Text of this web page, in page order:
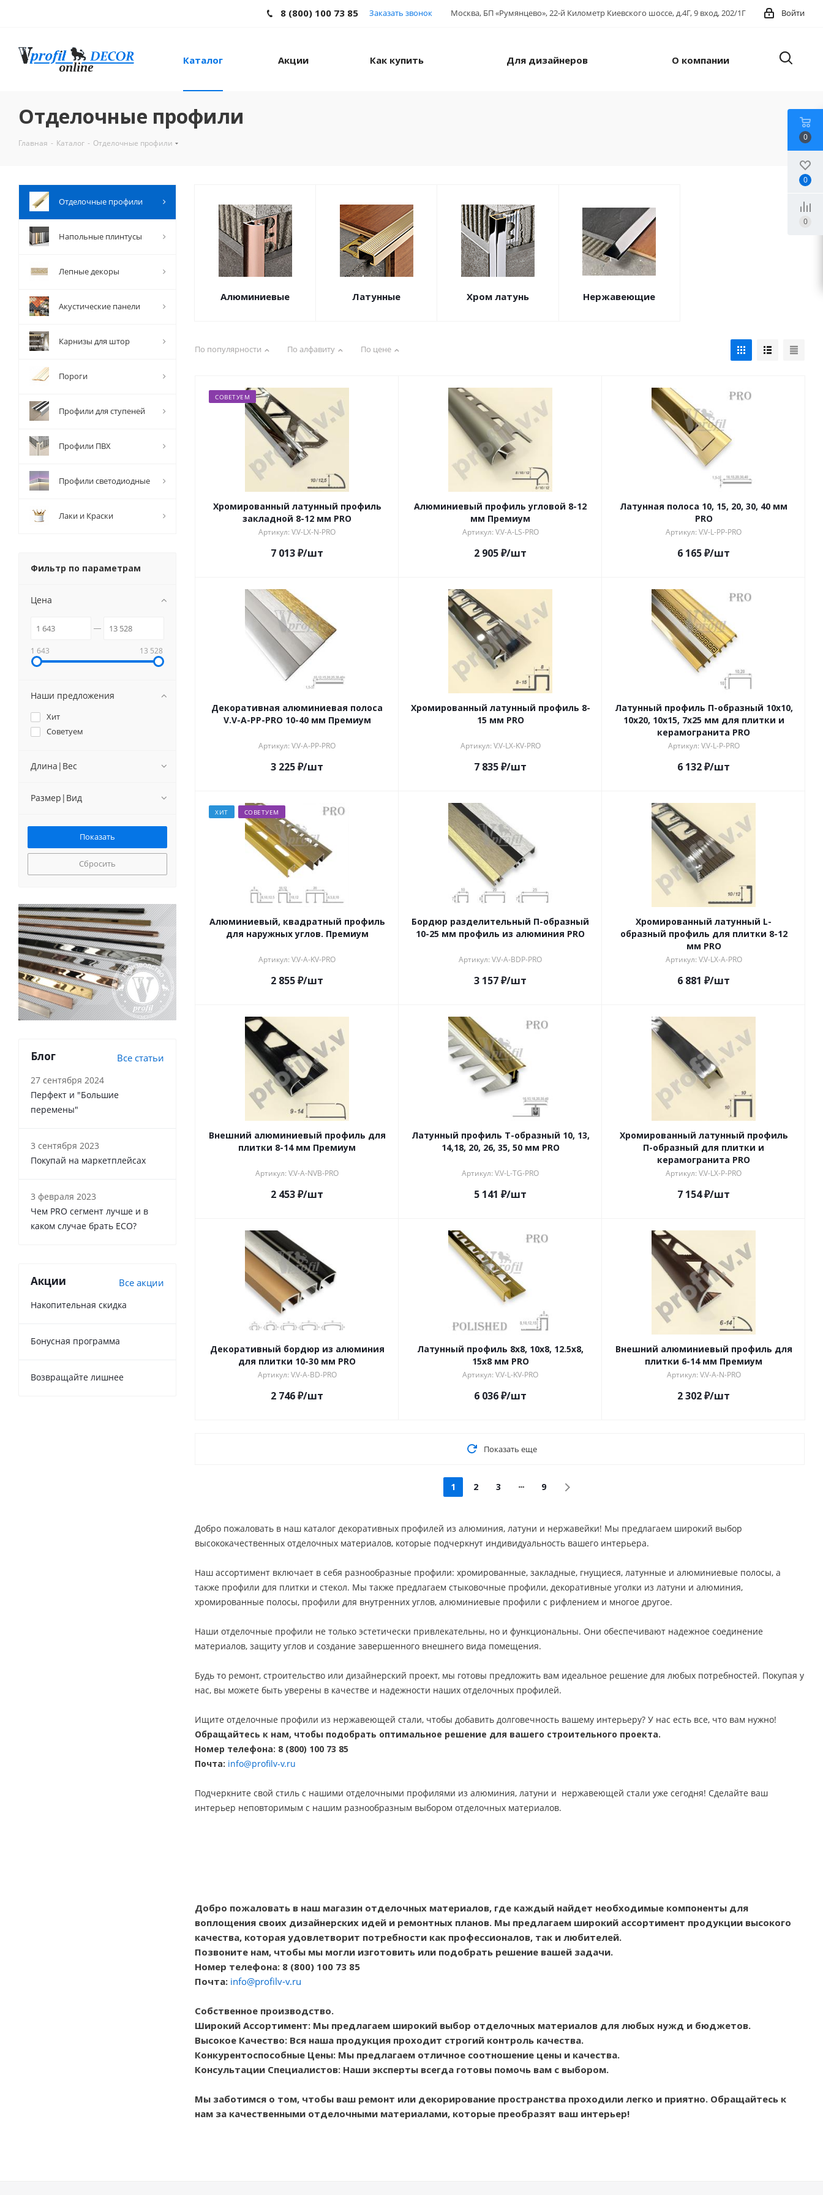
Войти
Москва, БП «Румянцево», 22-й Километр Киевского шоссе, д.4Г, 9 вход, 202/1Г
8 (800) 100 73 85 Заказать звонок
Каталог Акции Как купить Для дизайнеров О компании
Отделочные профили
Главная - Каталог - Отделочные профили
Алюминиевые Латунные Хром латунь Нержавеющие
По популярности По алфавиту По цене
СОВЕТУЕМ
Хромированный латунный профиль
закладной 8-12 мм PRO
Артикул: V.V-LX-N-PRO
7 013₽/шт
Алюминиевый профиль угловой 8-12
мм Премиум
Артикул: V.V-A-LS-PRO
2 905₽/шт
Латунная полоса 10, 15, 20, 30, 40 мм
PRO
Артикул: V.V-L-PP-PRO
6 165₽/шт
Декоративная алюминиевая полоса
V.V-A-PP-PRO 10-40 мм Премиум
Артикул: V.V-A-PP-PRO
3 225₽/шт
Хромированный латунный профиль 8-
15 мм PRO
Артикул: V.V-LX-KV-PRO
7 835₽/шт
Латунный профиль П-образный 10x10,
10x20, 10x15, 7x25 мм для плитки и
керамогранита PRO
Артикул: V.V-L-P-PRO
6 132₽/шт
ХИТ СОВЕТУЕМ
Алюминиевый, квадратный профиль
для наружных углов. Премиум
Артикул: V.V-A-KV-PRO
2 855₽/шт
Бордюр разделительный П-образный
10-25 мм профиль из алюминия PRO
Артикул: V.V-A-BDP-PRO
3 157₽/шт
Хромированный латунный L-
образный профиль для плитки 8-12
мм PRO
Артикул: V.V-LX-A-PRO
6 881 ₽/шт
Внешний алюминиевый профиль для
плитки 8-14 мм Премиум
Артикул: V.V-A-NVB-PRO
2 453₽/шт
Латунный профиль Т-образный 10, 13,
14,18, 20, 26, 35, 50 мм PRO
Артикул: V.V-L-TG-PRO
5 141 ₽/шт
Хромированный латунный профиль
П-образный для плитки и
керамогранита PRO
Артикул: V.V-LX-P-PRO
7 154₽/шт
Декоративный бордюр из алюминия
для плитки 10-30 мм PRO
Артикул: V.V-A-BD-PRO
2 746₽/шт
Латунный профиль 8x8, 10x8, 12.5x8,
15x8 мм PRO
Артикул: V.V-L-KV-PRO
6 036₽/шт
Внешний алюминиевый профиль для
плитки 6-14 мм Премиум
Артикул: V.V-A-N-PRO
2 302₽/шт
Показать еще
1 2 3 9
Добро пожаловать в наш каталог декоративных профилей из алюминия, латуни и нержавейки! Мы предлагаем широкий выбор
высококачественных отделочных материалов, которые подчеркнут индивидуальность вашего интерьера.
Наш ассортимент включает в себя разнообразные профили: хромированные, закладные, гнущиеся, латунные и алюминиевые полосы, а
также профили для плитки и стекол. Мы также предлагаем стыковочные профили, декоративные уголки из латуни и алюминия,
хромированные полосы, профили для внутренних углов, алюминиевые профили с рифлением и многое другое.
Наши отделочные профили не только эстетически привлекательны, но и функциональны. Они обеспечивают надежное соединение
материалов, защиту углов и создание завершенного внешнего вида помещения.
Будь то ремонт, строительство или дизайнерский проект, мы готовы предложить вам идеальное решение для любых потребностей. Покупая у
нас, вы можете быть уверены в качестве и надежности наших отделочных профилей.
Ищите отделочные профили из нержавеющей стали, чтобы добавить долговечность вашему интерьеру? У нас есть все, что вам нужно!
Обращайтесь к нам, чтобы подобрать оптимальное решение для вашего строительного проекта.
Номер телефона: 8 (800) 100 73 85
Почта: info@profilv-v.ru
Подчеркните свой стиль с нашими отделочными профилями из алюминия, латуни и нержавеющей стали уже сегодня! Сделайте ваш
интерьер неповторимым с нашим разнообразным выбором отделочных материалов.
Добро пожаловать в наш магазин отделочных материалов, где каждый найдет необходимые компоненты для
воплощения своих дизайнерских идей и ремонтных планов. Мы предлагаем широкий ассортимент продукции высокого
качества, которая удовлетворит потребности как профессионалов, так и любителей.
Позвоните нам, чтобы мы могли изготовить или подобрать решение вашей задачи.
Номер телефона: 8 (800) 100 73 85
Почта: info@profilv-v.ru
Собственное производство.
Широкий Ассортимент: Мы предлагаем широкий выбор отделочных материалов для любых нужд и бюджетов.
Высокое Качество: Вся наша продукция проходит строгий контроль качества.
Конкурентоспособные Цены: Мы предлагаем отличное соотношение цены и качества.
Консультации Специалистов: Наши эксперты всегда готовы помочь вам с выбором.
Мы заботимся о том, чтобы ваш ремонт или декорирование пространства проходили легко и приятно. Обращайтесь к
нам за качественными отделочными материалами, которые преобразят ваш интерьер!
Отделочные профили
Напольные плинтусы
Лепные декоры
Акустические панели
Карнизы для штор
Пороги
Профили для ступеней
Профили ПВХ
Профили светодиодные
Лаки и Краски
Фильтр по параметрам
Цена
1 643 13 528
Наши предложения
Хит
Советуем
Длина|Вес
Размер|Вид
Сбросить
Блог Все статьи
27 сентября 2024
Перфект и "Большие
перемены"
3 сентября 2023
Покупай на маркетплейсах
3 февраля 2023
Чем PRO сегмент лучше и в
каком случае брать ECO?
Акции Все акции
Накопительная скидка
Бонусная программа
Возвращайте лишнее
0
0
0